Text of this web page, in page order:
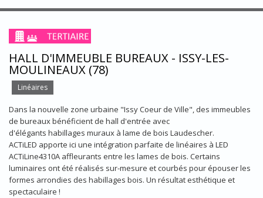
HALL D'IMMEUBLE BUREAUX - ISSY-LES-
MOULINEAUX (78)
Linéaires
Dans la nouvelle zone urbaine "Issy Coeur de Ville", des immeubles
de bureaux bénéficient de hall d'entrée avec
d'élégants habillages muraux à lame de bois Laudescher.
ACTiLED apporte ici une intégration parfaite de linéaires à LED
ACTiLine4310A affleurants entre les lames de bois. Certains
luminaires ont été réalisés sur-mesure et courbés pour épouser les
formes arrondies des habillages bois. Un résultat esthétique et
spectaculaire !